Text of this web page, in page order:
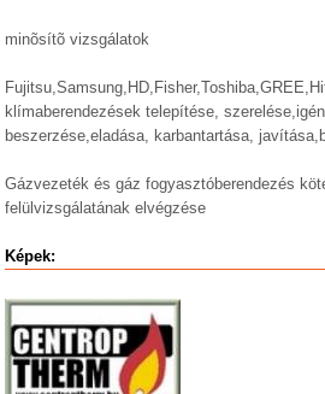
minõsítõ vizsgálatok
klímaberendezések telepítése,
beszerzése,eladása, karbantartása,
Gázvezeték és gáz fogyasztóberendezés
felülvizsgálatának elvégzése
Képek: